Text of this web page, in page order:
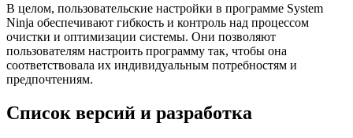
В целом, пользовательские настройки в программе System
Ninja обеспечивают гибкость и контроль над процессом
очистки и оптимизации системы. Они позволяют
пользователям настроить программу так, чтобы она
соответствовала их индивидуальным потребностям и
предпочтениям.
Список версий и разработка